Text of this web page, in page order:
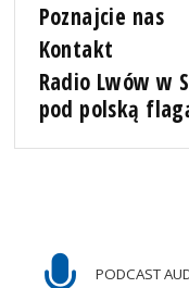
Poznajcie nas
Kontakt
Radio Lwów w
pod polską
PODCAST